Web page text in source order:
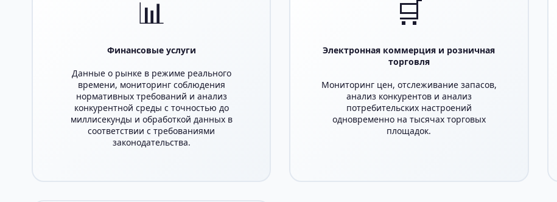
📊
Финансовые услуги
Данные о рынке в режиме реального
времени, мониторинг соблюдения
нормативных требований и анализ
конкурентной среды с точностью до
миллисекунды и обработкой данных в
соответствии с требованиями
законодательства.
🛒
Электронная коммерция и розничная
торговля
Мониторинг цен, отслеживание запасов,
анализ конкурентов и анализ
потребительских настроений
одновременно на тысячах торговых
площадок.